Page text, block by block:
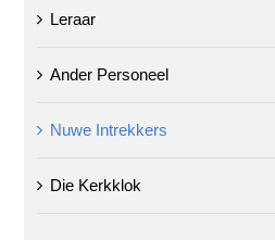
Leraar
Ander Personeel
Nuwe Intrekkers
Die Kerkklok